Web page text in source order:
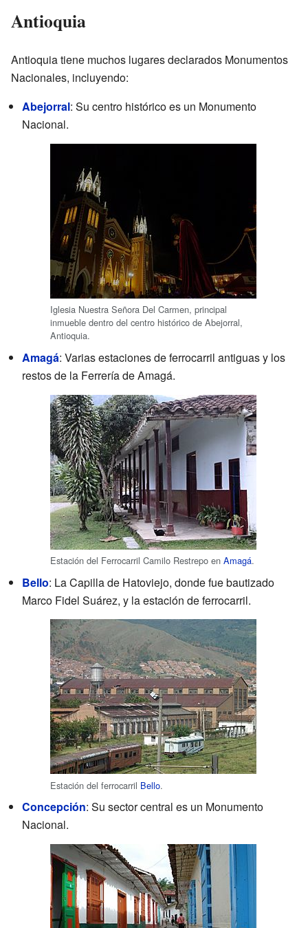
Antioquia
Antioquia tiene muchos lugares declarados Monumentos
Nacionales, incluyendo:
Abejorral: Su centro histórico es un Monumento
Nacional.
Iglesia Nuestra Señora Del Carmen, principal
inmueble dentro del centro histórico de Abejorral,
Antioquia.
Amagá: Varias estaciones de ferrocarril antiguas y los
restos de la Ferrería de Amagá.
Estación del Ferrocarril Camilo Restrepo en Amagá.
Bello: La Capilla de Hatoviejo, donde fue bautizado
Marco Fidel Suárez, y la estación de ferrocarril.
Estación del ferrocarril Bello.
Concepción: Su sector central es un Monumento
Nacional.